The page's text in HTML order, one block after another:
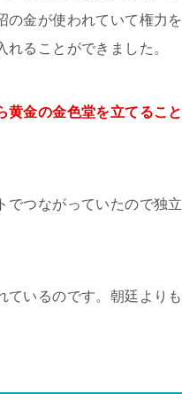
の金が使われていて権力を
ることができました。
黄金の金色堂を立てること
でつながっていたので独立
ているのです。朝廷よりも